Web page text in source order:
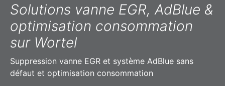
Solutions vanne EGR, AdBlue &
optimisation consommation
sur Wortel
Suppression vanne EGR et système AdBlue sans
défaut et optimisation consommation